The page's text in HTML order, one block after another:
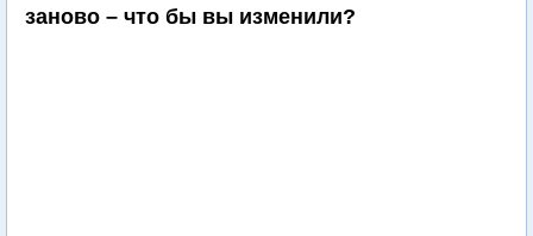
заново – что бы вы изменили?